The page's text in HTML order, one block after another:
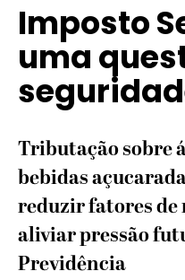
Imposto
uma
Tributação sobre
bebidas
reduzir fatores de
aliviar pressão
Previdência